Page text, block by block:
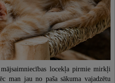
locekļa pirmie mirkļi
man jau no paša sākuma vajadzētu